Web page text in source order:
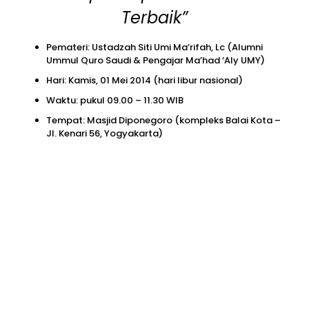
Terbaik”
Pemateri: Ustadzah Siti Umi Ma’rifah, Lc (Alumni
Ummul Quro Saudi & Pengajar Ma’had ‘Aly UMY)
Hari: Kamis, 01 Mei 2014 (hari libur nasional)
Waktu: pukul 09.00 – 11.30 WIB
Tempat: Masjid Diponegoro (kompleks Balai Kota –
Jl. Kenari 56, Yogyakarta)